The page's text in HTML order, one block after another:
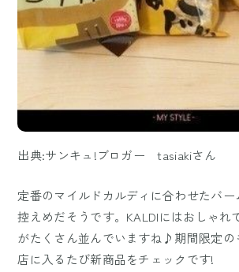
出典:サンキュ!ブロガー tasiakiさん
定番のマイルドカルディに合わせたバ
控えめだそうです。KALDIにはおしゃれ
がたくさん並んでいますね♪期間限定の
店に入るたび新商品をチェックです!